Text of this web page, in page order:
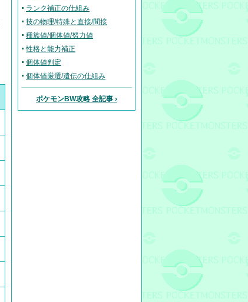
ランク補正の仕組み
技の物理/特殊と直接/間接
種族値/個体値/努力値
性格と能力補正
個体値判定
個体値厳選/遺伝の仕組み
ポケモンBW攻略 全記事 ›